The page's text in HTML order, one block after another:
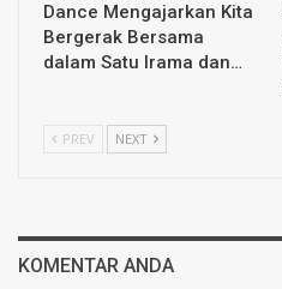
Dance Mengajarkan Kita
Bergerak Bersama
dalam Satu Irama dan…
PREV NEXT
KOMENTAR ANDA